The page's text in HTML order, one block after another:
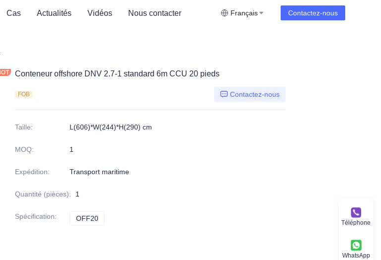
Cas Actualités Vidéos Nous contacter Français Contactez-nous
Conteneur offshore DNV 2.7-1 standard 6m CCU 20 pieds
FOB Contactez-nous
Taille: L(606)*W(244)*H(290) cm
MOQ: 1
Expédition: Transport maritime
Quantité (pièces): 1
Spécification: OFF20
Téléphone
WhatsApp